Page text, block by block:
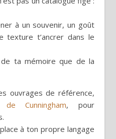
à un souvenir, un goût
texture t’ancrer dans le
ta mémoire que de la
ouvrages de référence,
de Cunningham, pour
à ton propre langage